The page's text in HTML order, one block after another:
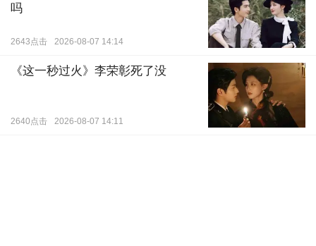
吗
2643点击 2026-08-07 14:14
《这一秒过火》李荣彰死了没
2640点击 2026-08-07 14:11